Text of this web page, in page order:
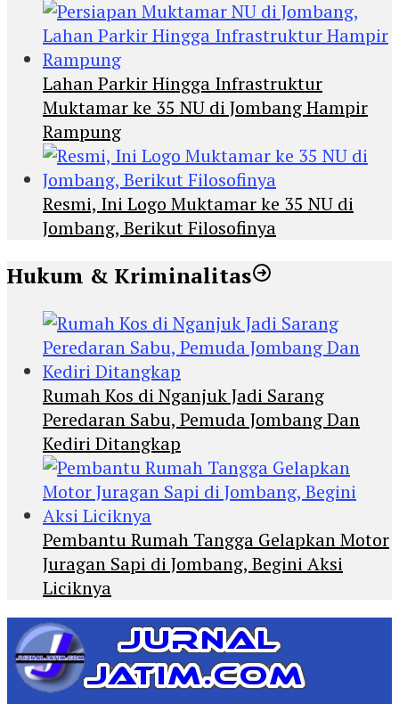
Lahan Parkir Hingga Infrastruktur
Muktamar ke 35 NU di Jombang Hampir
Rampung
Resmi, Ini Logo Muktamar ke 35 NU di
Jombang, Berikut Filosofinya
Hukum & Kriminalitas
Rumah Kos di Nganjuk Jadi Sarang
Peredaran Sabu, Pemuda Jombang Dan
Kediri Ditangkap
Pembantu Rumah Tangga Gelapkan Motor
Juragan Sapi di Jombang, Begini Aksi
Liciknya